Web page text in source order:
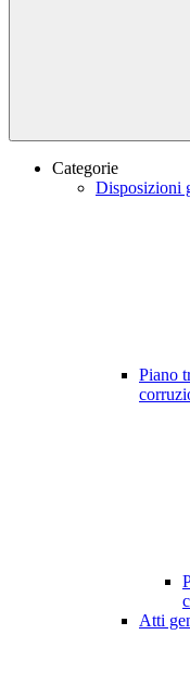
Categorie
Disposizioni
Piano
Atti